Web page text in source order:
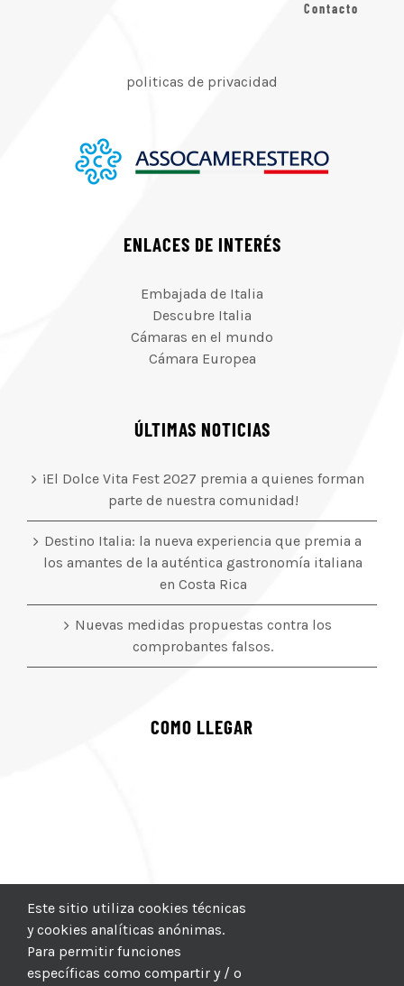
Contacto
politicas de privacidad
ENLACES DE INTERÉS
Embajada de Italia
Descubre Italia
Cámaras en el mundo
Cámara Europea
ÚLTIMAS NOTICIAS
¡El Dolce Vita Fest 2027 premia a quienes forman
parte de nuestra comunidad!
Destino Italia: la nueva experiencia que premia a
los amantes de la auténtica gastronomía italiana
en Costa Rica
Nuevas medidas propuestas contra los
comprobantes falsos.
COMO LLEGAR
Este sitio utiliza cookies técnicas
y cookies analíticas anónimas.
Para permitir funciones
específicas como compartir y / o